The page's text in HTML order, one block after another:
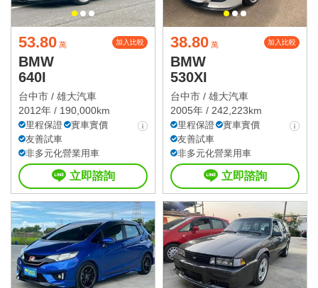
53.80 萬 加入比較
BMW
640I
台中市 / 雄大汽車
2012年 / 190,000km
里程保證
實車實價
友善試車
非多元化營業用車
立即諮詢
38.80 萬 加入比較
BMW
530XI
台中市 / 雄大汽車
2005年 / 242,223km
里程保證
實車實價
友善試車
非多元化營業用車
立即諮詢